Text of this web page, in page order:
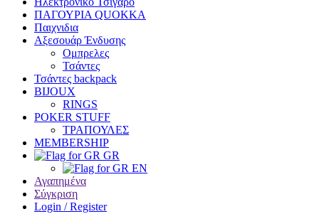
ΠΑΓΟΥΡΙΑ QUOKKA
Παιχνιδια
Αξεσουάρ Ένδυσης
Oμπρελες
Τσάντες
Τσάντες backpack
BIJOUX
RINGS
POKER STUFF
ΤΡΑΠΟΥΛΕΣ
MEMBERSHIP
GR
EN
Αγαπημένα
Σύγκριση
Login / Register